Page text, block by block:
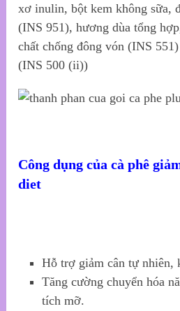
xơ inulin, bột kem không sữa,
(INS 951), hương dùa tổng
chất chống đông vón (INS
(INS 500 (ii))
Công dụng của cà phê
diet
Hỗ trợ giảm cân tự nhiên,
Tăng cường chuyển hóa
tích mỡ.